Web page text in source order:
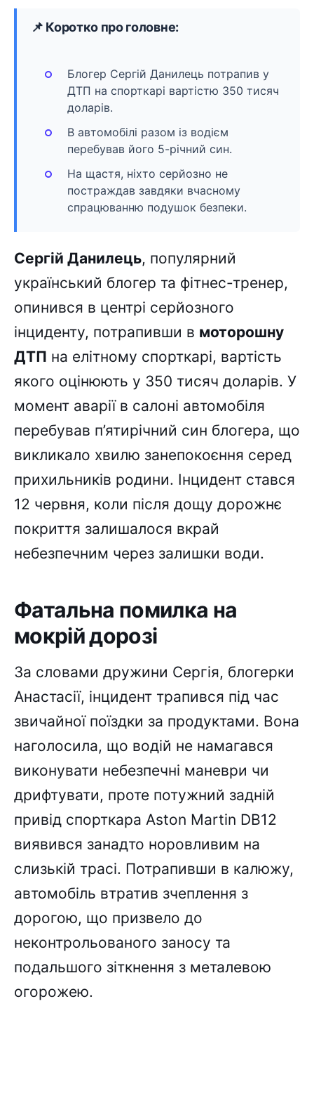
📌 Коротко про головне:
Блогер Сергій Данилець потрапив у
ДТП на спорткарі вартістю 350 тисяч
доларів.
В автомобілі разом із водієм
перебував його 5-річний син.
На щастя, ніхто серйозно не
постраждав завдяки вчасному
спрацюванню подушок безпеки.
Сергій Данилець, популярний
український блогер та фітнес-тренер,
опинився в центрі серйозного
інциденту, потрапивши в моторошну
ДТП на елітному спорткарі, вартість
якого оцінюють у 350 тисяч доларів. У
момент аварії в салоні автомобіля
перебував п’ятирічний син блогера, що
викликало хвилю занепокоєння серед
прихильників родини. Інцидент стався
12 червня, коли після дощу дорожнє
покриття залишалося вкрай
небезпечним через залишки води.
Фатальна помилка на
мокрій дорозі
За словами дружини Сергія, блогерки
Анастасії, інцидент трапився під час
звичайної поїздки за продуктами. Вона
наголосила, що водій не намагався
виконувати небезпечні маневри чи
дрифтувати, проте потужний задній
привід спорткара Aston Martin DB12
виявився занадто норовливим на
слизькій трасі. Потрапивши в калюжу,
автомобіль втратив зчеплення з
дорогою, що призвело до
неконтрольованого заносу та
подальшого зіткнення з металевою
огорожею.